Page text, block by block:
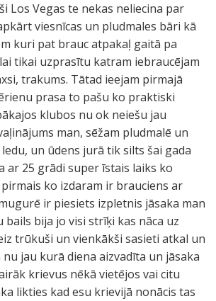
Los Vegas te nekas neliecina par
viesnīcas un pludmales bāri kā
kuri pat brauc atpakaļ gaitā pa
tikai uzprasītu katram iebraucējam
trakums. Tātad ieejam pirmajā
prasa to pašu ko praktiski
klubos nu ok neiešu jau
man, sēžam pludmalē un
un ūdens jurā tik silts šai gada
ar 25 grādi super īstais laiks ko
ko izdaram ir brauciens ar
ir piesiets izpletnis jāsaka man
bija jo visi strīķi kas nāca uz
trūkuši un vienkākši sasieti atkal un
jau kurā diena aizvadīta un jāsaka
krievus nēkā vietējos vai citu
likties kad esu krievijā nonācis tas